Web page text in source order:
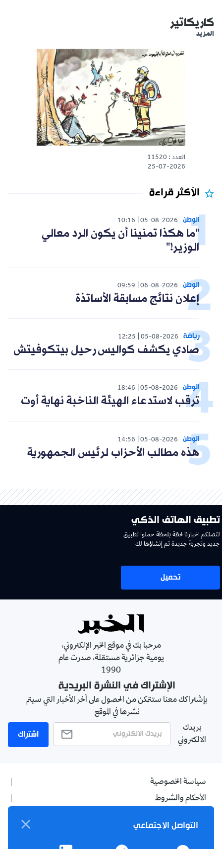
كاريكاتير
المزيد
العدد : 11520
25-07-2026
الأكثر قراءة
الوطن 05-08-2026
10:16
"ما هكذا تمنينا أن يكون الرد معالي
الوزير!"
الوطن 06-08-2026
09:59
إعلان نتائج مسابقة الأساتذة
رياضة 05-08-2026
12:25
صادي يكشف كواليس رحيل بيتكوفيتش
الوطن 05-08-2026
18:46
ترقب لاستدعاء الهيئة الناخبة نهاية أوت
الوطن 05-08-2026
14:56
هذه مطالب الأحزاب لرئيس الجمهورية
تطبيق الهاتف الذكي
لتصلكم اخبارنا لحظة بلحظة حملوا تطبيق
جديد وتجربة جديدة تم إنشاؤها لك
تحميل
مرحبا بك في موقع الخبر الإلكتروني،
يومية جزائرية مستقلة، صدرت عام
1990
الإشتراك في النشرة البريدية
بإشتراكك معنا ستتمكن من الحصول على آخر الأخبار التي سيتم
نشرها في الموقع
بريدك
الالكتروني
اشتراك
سياسة الخصوصية
الأحكام والشروط
اتصل بنا
التواصل الاجتماعي